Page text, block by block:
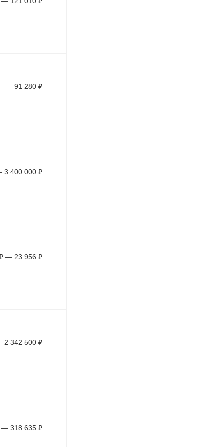
91 280 ₽
3 400 000 ₽
₽ — 23 956 ₽
2 342 500 ₽
— 318 635 ₽